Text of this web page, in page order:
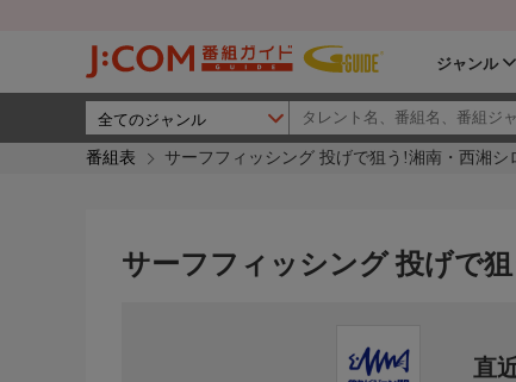
ジャンル
番組表 サーフフィッシング 投げで狙う!湘南・西湘シ
サーフフィッシング 投げで
直